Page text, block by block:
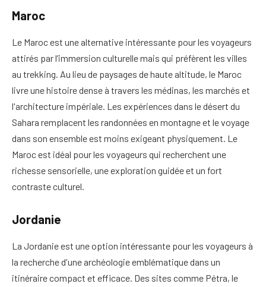
Maroc
Le Maroc est une alternative intéressante pour les voyageurs
attirés par l’immersion culturelle mais qui préfèrent les villes
au trekking. Au lieu de paysages de haute altitude, le Maroc
livre une histoire dense à travers les médinas, les marchés et
l'architecture impériale. Les expériences dans le désert du
Sahara remplacent les randonnées en montagne et le voyage
dans son ensemble est moins exigeant physiquement. Le
Maroc est idéal pour les voyageurs qui recherchent une
richesse sensorielle, une exploration guidée et un fort
contraste culturel.
Jordanie
La Jordanie est une option intéressante pour les voyageurs à
la recherche d'une archéologie emblématique dans un
itinéraire compact et efficace. Des sites comme Pétra, le